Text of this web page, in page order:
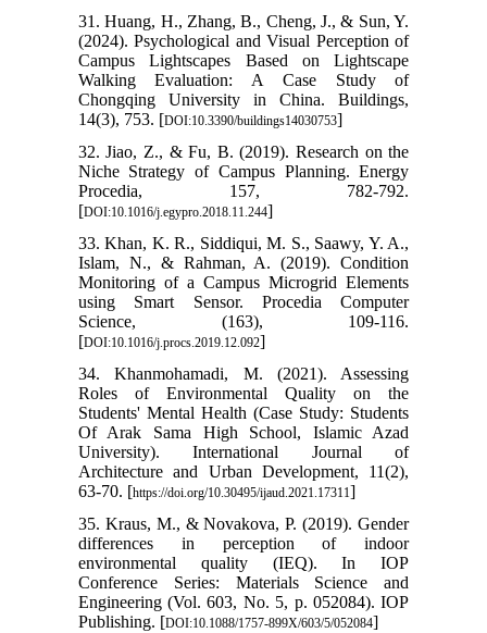
31. Huang, H., Zhang, B., Cheng, J., & Sun, Y.
(2024). Psychological and Visual Perception of
Campus Lightscapes Based on Lightscape
Walking Evaluation: A Case Study of
Chongqing University in China. Buildings,
14(3), 753. [DOI:10.3390/buildings14030753]
32. Jiao, Z., & Fu, B. (2019). Research on the
Niche Strategy of Campus Planning. Energy
Procedia, 157, 782-792.
[DOI:10.1016/j.egypro.2018.11.244]
33. Khan, K. R., Siddiqui, M. S., Saawy, Y. A.,
Islam, N., & Rahman, A. (2019). Condition
Monitoring of a Campus Microgrid Elements
using Smart Sensor. Procedia Computer
Science, (163), 109-116.
[DOI:10.1016/j.procs.2019.12.092]
34. Khanmohamadi, M. (2021). Assessing
Roles of Environmental Quality on the
Students' Mental Health (Case Study: Students
Of Arak Sama High School, Islamic Azad
University). International Journal of
Architecture and Urban Development, 11(2),
63-70. [https://doi.org/10.30495/ijaud.2021.17311]
35. Kraus, M., & Novakova, P. (2019). Gender
differences in perception of indoor
environmental quality (IEQ). In IOP
Conference Series: Materials Science and
Engineering (Vol. 603, No. 5, p. 052084). IOP
Publishing. [DOI:10.1088/1757-899X/603/5/052084]